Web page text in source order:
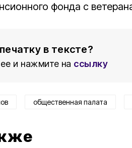
фонда с
в тексте?
и нажмите на ссылку
общественная палата